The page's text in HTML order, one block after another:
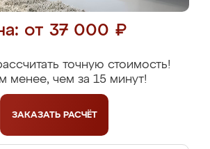
от 37 000 ₽
точную стоимость!
менее, чем за 15 минут!
ЗАКАЗАТЬ РАСЧЁТ